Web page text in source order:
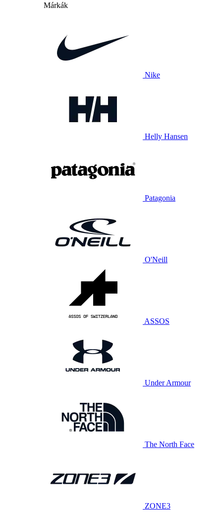
Márkák
Nike
Helly Hansen
Patagonia
O'Neill
ASSOS
Under Armour
The North Face
ZONE3